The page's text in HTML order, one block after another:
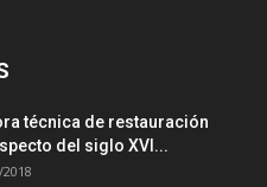
técnica de restauración
del siglo XVI...